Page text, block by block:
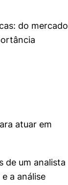
do mercado
atuar em
de um analista
a análise